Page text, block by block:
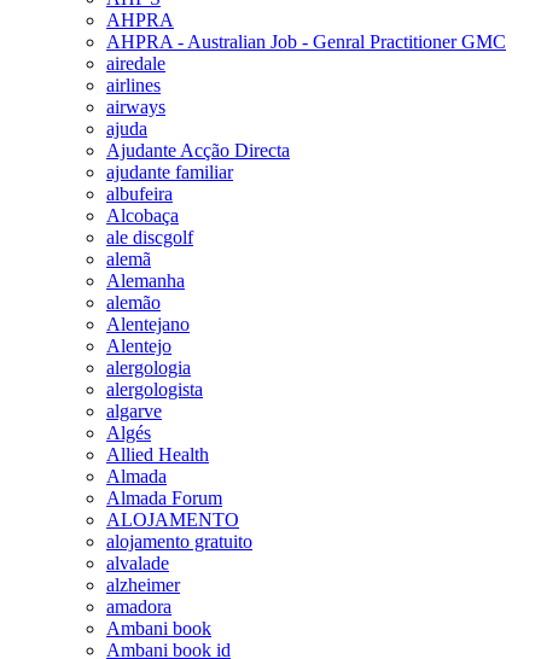
AHPRA
AHPRA - Australian Job - Genral Practitioner GMC
airedale
airlines
airways
ajuda
Ajudante Acção Directa
ajudante familiar
albufeira
Alcobaça
ale discgolf
alemã
Alemanha
alemão
Alentejano
Alentejo
alergologia
alergologista
algarve
Algés
Allied Health
Almada
Almada Forum
ALOJAMENTO
alojamento gratuito
alvalade
alzheimer
amadora
Ambani book
Ambani book id